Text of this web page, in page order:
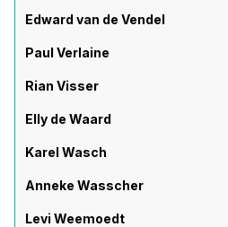
Edward van de Vendel
Paul Verlaine
Rian Visser
Elly de Waard
Karel Wasch
Anneke Wasscher
Levi Weemoedt